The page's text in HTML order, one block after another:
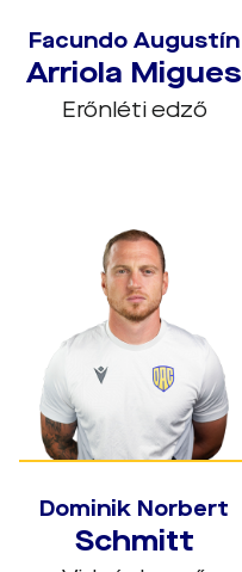
Facundo Augustín
Arriola Migues
Erőnléti edző
Dominik Norbert
Schmitt